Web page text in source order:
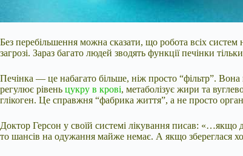
Без перебільшення можна сказати, що робота всіх систем
загрозі. Зараз багато людей зводять функції печінки
Печінка — це набагато більше, ніж просто “фільтр”.
регулює рівень цукру в крові, метаболізує жири та
глікоген. Це справжня “фабрика життя”, а не просто
Доктор Герсон у своїй системі лікування писав: «…якщо
то шансів на одужання майже немає. А якщо збереглася